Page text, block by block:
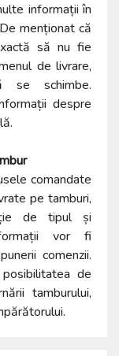
informații în
menționat că
să nu fie
de livrare,
se schimbe.
despre
comandate
pe tamburi,
de tipul și
vor fi
comenzii.
de
tamburului,